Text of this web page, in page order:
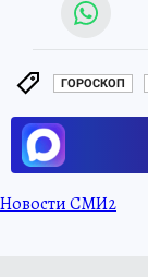
ГОРОСКОП
Новости СМИ2